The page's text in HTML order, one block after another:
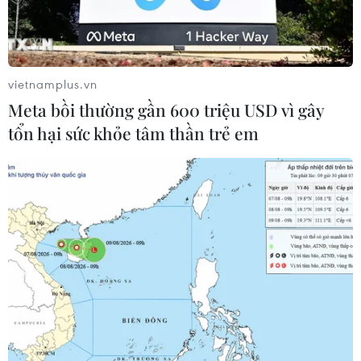
(Nguồn: Vietnam+)
Trái ngược với diễn biến phiên sáng nay (26/4),
tới phiên chiều, bên mua đã mạnh dạn xuống
tiền khiến cho hàng loạt mã chuyển sang màu
xanh; trong đó, nhóm bất động sản, ngân hàng
tăng tích cực, trở thành trụ đỡ cho thị trường
vietnamplus.vn
Meta bồi thường gần 600 triệu USD vì gây
tổn hại sức khỏe tâm thần trẻ em